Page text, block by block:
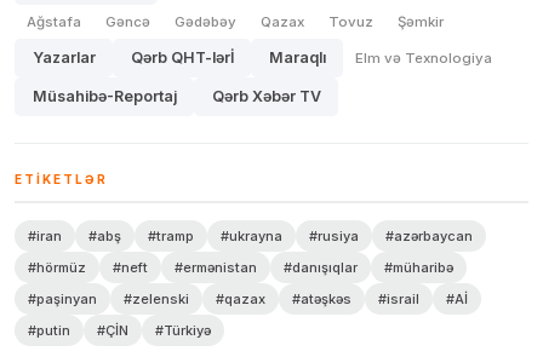
Ağstafa Gəncə Gədəbəy Qazax Tovuz Şəmkir
Yazarlar Qərb QHT-lərİ Maraqlı Elm və Texnologiya
Müsahibə-Reportaj Qərb Xəbər TV
ETIKETLƏR
#iran #abş #tramp #ukrayna #rusiya
#azərbaycan
#hörmüz
#neft #ermənistan #danışıqlar
#müharibə
#paşinyan
#zelenski #qazax #atəşkəs #israil
#Aİ
#putin
#ÇİN #Türkiyə